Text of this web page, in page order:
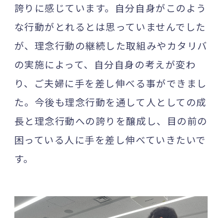
誇りに感じています。自分自身がこのよう
な行動がとれるとは思っていませんでした
が、理念行動の継続した取組みやカタリバ
の実施によって、自分自身の考えが変わ
り、ご夫婦に手を差し伸べる事ができまし
た。今後も理念行動を通して人としての成
長と理念行動への誇りを醸成し、目の前の
困っている人に手を差し伸べていきたいで
す。